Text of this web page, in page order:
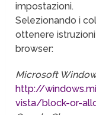
impostazioni.
Selezionando i
ottenere
browser:
Microsoft
http://
vista/block-or-